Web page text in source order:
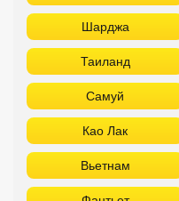
Шарджа
Таиланд
Самуй
Као Лак
Вьетнам